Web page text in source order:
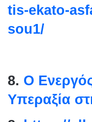
tis-ekato-
sou1/
8. Ο
Υπεραξία